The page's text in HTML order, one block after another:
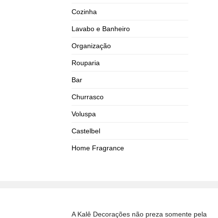
Cozinha
Lavabo e Banheiro
Organização
Rouparia
Bar
Churrasco
Voluspa
Castelbel
Home Fragrance
A Kalê Decorações não preza somente pela